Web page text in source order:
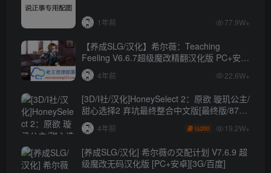
1年前 77.9W+
【养成SLG/汉化】希尔薇：Teaching
Feeling V6.6.7超级魔改精翻汉化版 PC+安卓
【4.3G】
4年前 22.6W+
[3D/I社/汉化]HoneySelect 2：原欲 璇玑公主/
甜心选择2 弃坑最终整合中文版[最终版/87G/
秒传]
4年前 200 19.2W+
[养成SLG/汉化] 希尔薇の交配计划 V7.6.9 超
级魔改无码汉化版 [PC+安卓][3G/百度]